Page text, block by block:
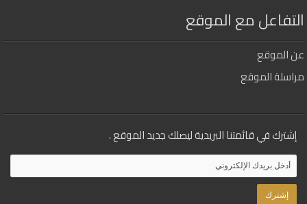
التفاعل مع الموقع
عن الموقع
مراسلة الموقع
إشترك في قائمتنا البريدية ليصلك جديد الموقع .